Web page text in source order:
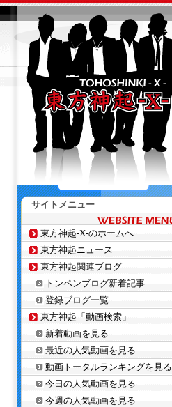
サイトメニュー
東方神起-X-のホームへ
東方神起ニュース
東方神起関連ブログ
トンペンブログ新着記事
登録ブログ一覧
東方神起「動画検索」
新着動画を見る
最近の人気動画を見る
動画トータルランキングを見る
今日の人気動画を見る
今週の人気動画を見る